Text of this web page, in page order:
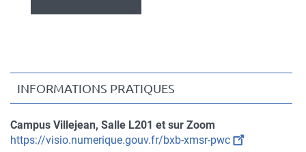
INFORMATIONS PRATIQUES
Campus Villejean, Salle L201 et sur Zoom
Compléments
https://visio.numerique.gouv.fr/bxb-xmsr-pwc